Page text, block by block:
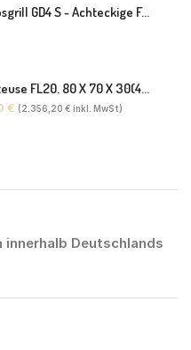
Potis Dönergrill / Gyrosgrill GD4 S - Achteckige Fettwanne-Ohne Schaufel
North Elektrische Fritteuse FL20. 80 X 70 X 30(46) Cm
€ (2.356,20 € inkl. MwSt)
innerhalb Deutschlands